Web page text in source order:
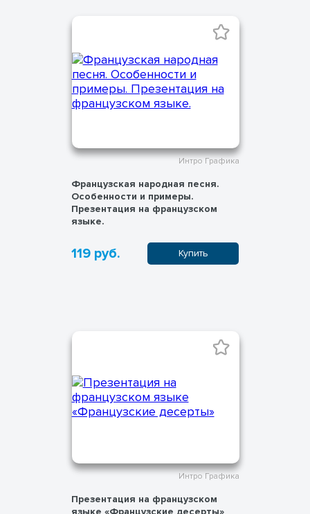
Интро Графика
Французская народная песня.
Особенности и примеры.
Презентация на французском
языке.
119 руб. Купить
Интро Графика
Презентация на французском